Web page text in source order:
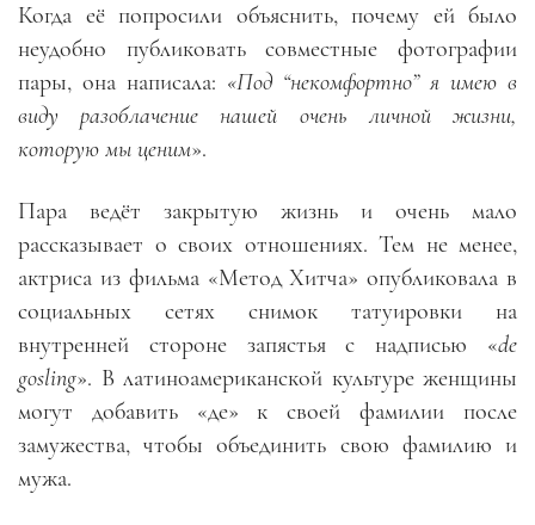
Когда её попросили объяснить, почему ей было
неудобно публиковать совместные фотографии
пары, она написала: «Под “некомфортно” я имею в
виду разоблачение нашей очень личной жизни,
которую мы ценим».
Пара ведёт закрытую жизнь и очень мало
рассказывает о своих отношениях. Тем не менее,
актриса из фильма «Метод Хитча» опубликовала в
социальных сетях снимок татуировки на
внутренней стороне запястья с надписью «de
gosling». В латиноамериканской культуре женщины
могут добавить «де» к своей фамилии после
замужества, чтобы объединить свою фамилию и
мужа.